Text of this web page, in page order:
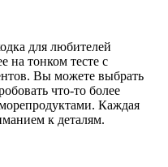
для любителей
на тонком тесте с
Вы можете выбрать
что-то более
Каждая
к деталям.